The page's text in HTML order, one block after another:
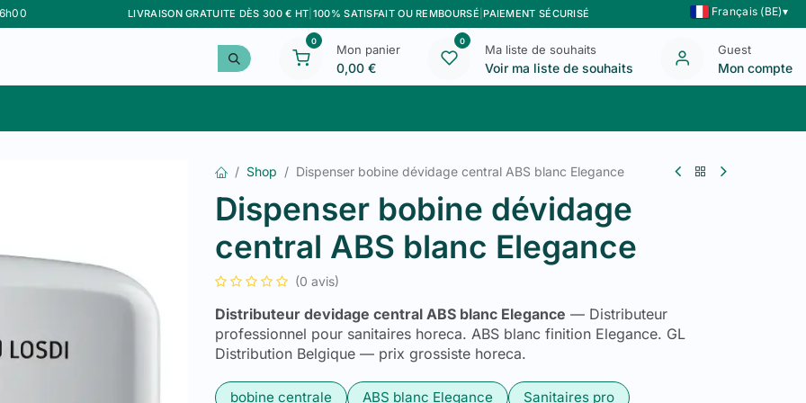
LIVRAISON GRATUITE DÈS 300 € HT 100% SATISFAIT OU REMBOURSÉ |PAIEMENT SÉCURISÉ Français (BE)▾
0
Mon panier
0,00 €
0
Ma liste de souhaits
Voir ma liste de souhaits
Guest
Mon compte
Shop Dispenser bobine dévidage central ABS blanc Elegance
Dispenser bobine dévidage
central ABS blanc Elegance
(0 avis)
Distributeur devidage central ABS blanc Elegance — Distributeur
professionnel pour sanitaires horeca. ABS blanc finition Elegance. GL
Distribution Belgique — prix grossiste horeca.
bobine centrale ABS blanc Elegance
Sanitaires pro